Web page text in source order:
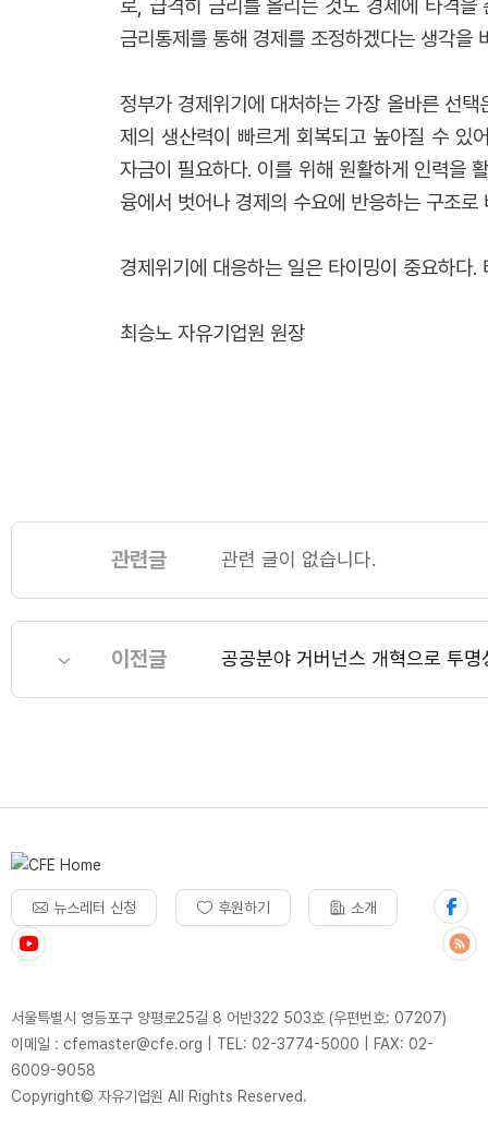
로, 급격히 금리를 올리는 것도 경제에 타격
금리통제를 통해 경제를 조정하겠다는 생각을
정부가 경제위기에 대처하는 가장 올바른 선
제의 생산력이 빠르게 회복되고 높아질 수 있
자금이 필요하다. 이를 위해 원활하게 인력을
융에서 벗어나 경제의 수요에 반응하는 구조로
경제위기에 대응하는 일은 타이밍이 중요하다
최승노 자유기업원 원장
관련글 관련 글이 없습니다.
이전글 공공분야 거버넌스 개혁으로 투명
뉴스레터 신청 후원하기 소개
서울특별시 영등포구 양평로25길 8 어반322 503호 (우편번호: 07207)
이메일 : cfemaster@cfe.org
TEL: 02-3774-5000
FAX: 02-
6009-9058
Copyright© 자유기업원 All Rights Reserved.